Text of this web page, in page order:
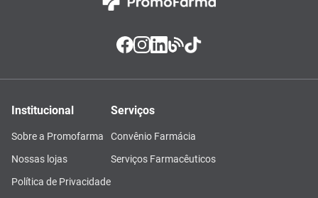
Institucional
Sobre a Promofarma
Nossas lojas
Política de Privacidade
Serviços
Convênio Farmácia
Serviços Farmacêuticos